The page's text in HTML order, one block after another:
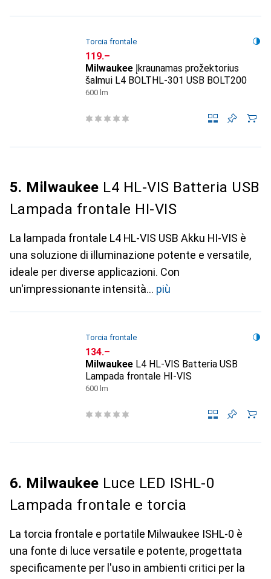
Torcia frontale
CHF
119.–
Milwaukee Įkraunamas prožektorius
šalmui L4 BOLTHL-301 USB BOLT200
600 lm
5. Milwaukee L4 HL-VIS Batteria USB
Lampada frontale HI-VIS
La lampada frontale L4 HL-VIS USB Akku HI-VIS è
una soluzione di illuminazione potente e versatile,
ideale per diverse applicazioni. Con
un'impressionante intensità
più
Torcia frontale
CHF
134.–
Milwaukee L4 HL-VIS Batteria USB
Lampada frontale HI-VIS
600 lm
6. Milwaukee Luce LED ISHL-0
Lampada frontale e torcia
La torcia frontale e portatile Milwaukee ISHL-0 è
una fonte di luce versatile e potente, progettata
specificamente per l'uso in ambienti critici per la